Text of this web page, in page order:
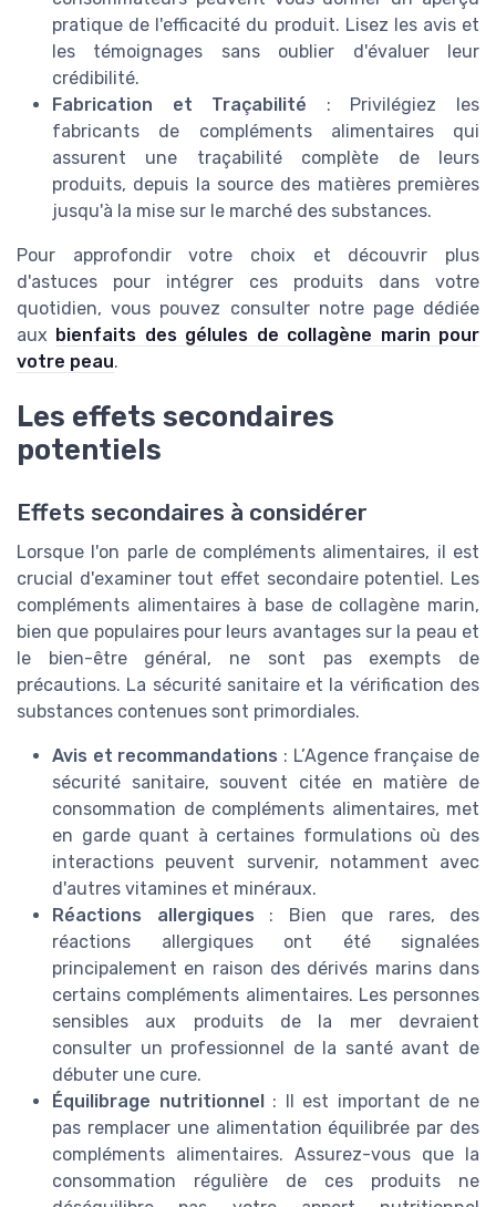
pratique de l'efficacité du produit. Lisez les avis et
les témoignages sans oublier d'évaluer leur
crédibilité.
Fabrication et Traçabilité : Privilégiez les
fabricants de compléments alimentaires qui
assurent une traçabilité complète de leurs
produits, depuis la source des matières premières
jusqu'à la mise sur le marché des substances.
Pour approfondir votre choix et découvrir plus
d'astuces pour intégrer ces produits dans votre
quotidien, vous pouvez consulter notre page dédiée
aux bienfaits des gélules de collagène marin pour
votre peau.
Les effets secondaires
potentiels
Effets secondaires à considérer
Lorsque l'on parle de compléments alimentaires, il est
crucial d'examiner tout effet secondaire potentiel. Les
compléments alimentaires à base de collagène marin,
bien que populaires pour leurs avantages sur la peau et
le bien-être général, ne sont pas exempts de
précautions. La sécurité sanitaire et la vérification des
substances contenues sont primordiales.
Avis et recommandations : L’Agence française de
sécurité sanitaire, souvent citée en matière de
consommation de compléments alimentaires, met
en garde quant à certaines formulations où des
interactions peuvent survenir, notamment avec
d'autres vitamines et minéraux.
Réactions allergiques : Bien que rares, des
réactions allergiques ont été signalées
principalement en raison des dérivés marins dans
certains compléments alimentaires. Les personnes
sensibles aux produits de la mer devraient
consulter un professionnel de la santé avant de
débuter une cure.
Équilibrage nutritionnel: Il est important de ne
pas remplacer une alimentation équilibrée par des
compléments alimentaires. Assurez-vous que la
consommation régulière de ces produits ne